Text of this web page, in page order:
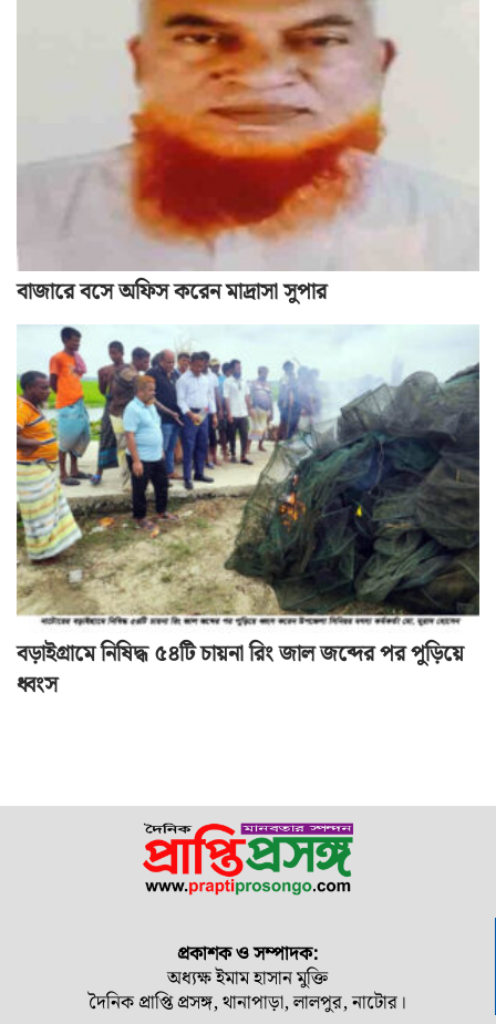
বাজারে বসে অফিস করেন মাদ্রাসা সুপার
বড়াইগ্রামে নিষিদ্ধ ৫৪টি চায়না রিং জাল জব্দের পর পুড়িয়ে
ধ্বংস
প্রকাশক ও সম্পাদক:
অধ্যক্ষ ইমাম হাসান মুক্তি
দৈনিক প্রাপ্তি প্রসঙ্গ, থানাপাড়া, লালপুর, নাটোর।